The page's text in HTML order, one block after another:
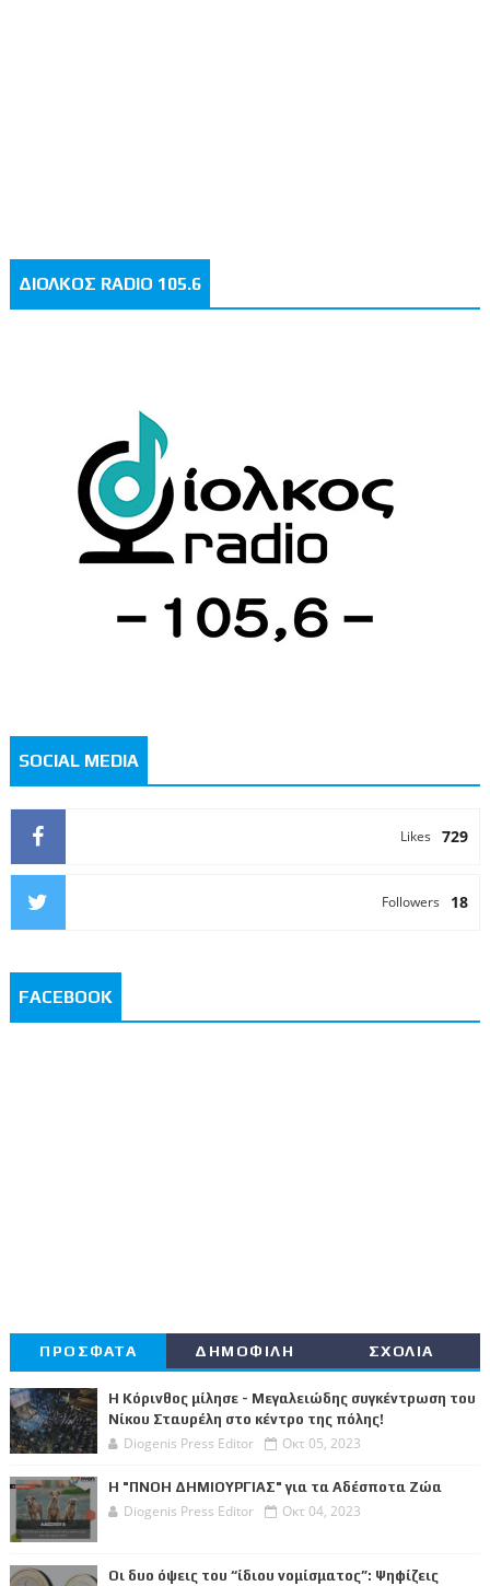
ΔΙΟΛΚΟΣ RADIO 105.6
SOCIAL MEDIA
729
Likes
18
Followers
FACEBOOK
ΠΡΟΣΦΑΤΑ ΔΗΜΟΦΙΛΗ ΣΧΟΛΙΑ
Η Κόρινθος μίλησε - Μεγαλειώδης συγκέντρωση του
Νίκου Σταυρέλη στο κέντρο της πόλης!
Diogenis Press Editor Οκτ 05, 2023
Η "ΠΝΟΗ ΔΗΜΙΟΥΡΓΙΑΣ" για τα Αδέσποτα Ζώα
Diogenis Press Editor Οκτ 04, 2023
Οι δυο όψεις του “ίδιου νομίσματος”: Ψηφίζεις